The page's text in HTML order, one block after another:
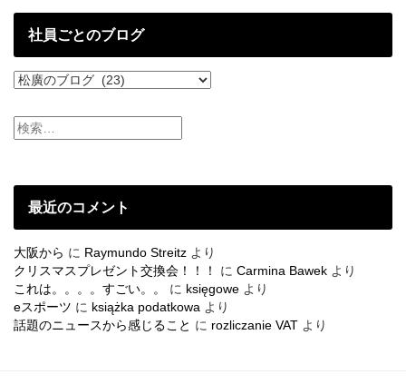
投
社員ごとのブログ
社
ご
と
ロ
最近のコメント
大阪から に Raymundo Streitz より
クリスマスプレゼント交換会！！！
に Carmina Bawek より
これは。。。。すごい。。
に księgowe より
eスポーツ に książka podatkowa より
話題のニュースから感じること に rozliczanie VAT より